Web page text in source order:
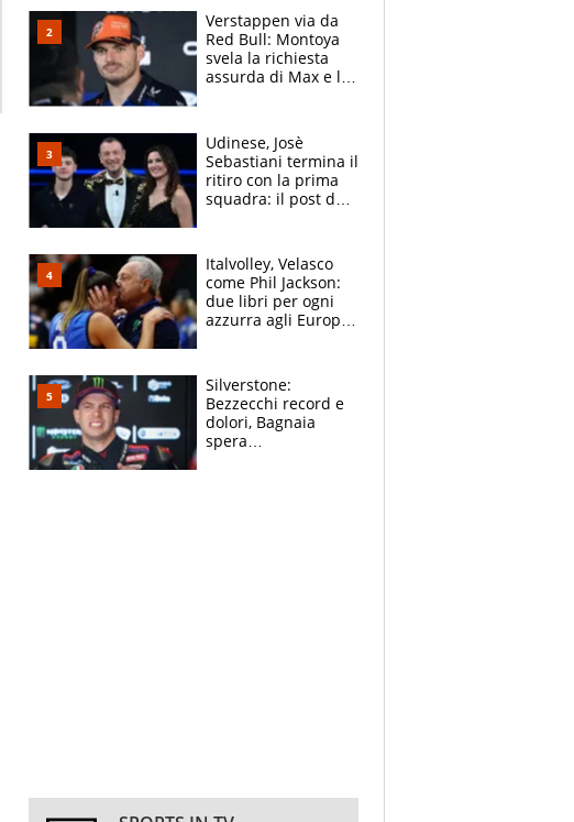
azzurri
Verstappen via da
Red Bull: Montoya
svela la richiesta
assurda di Max e lo
McLaren siano
meglio?”
Udinese, Josè
Sebastiani termina il
ritiro con la prima
squadra: il post del
sfondo
Italvolley, Velasco
come Phil Jackson:
due libri per ogni
azzurra agli Europei.
Silverstone:
Bezzecchi record e
dolori, Bagnaia
spera